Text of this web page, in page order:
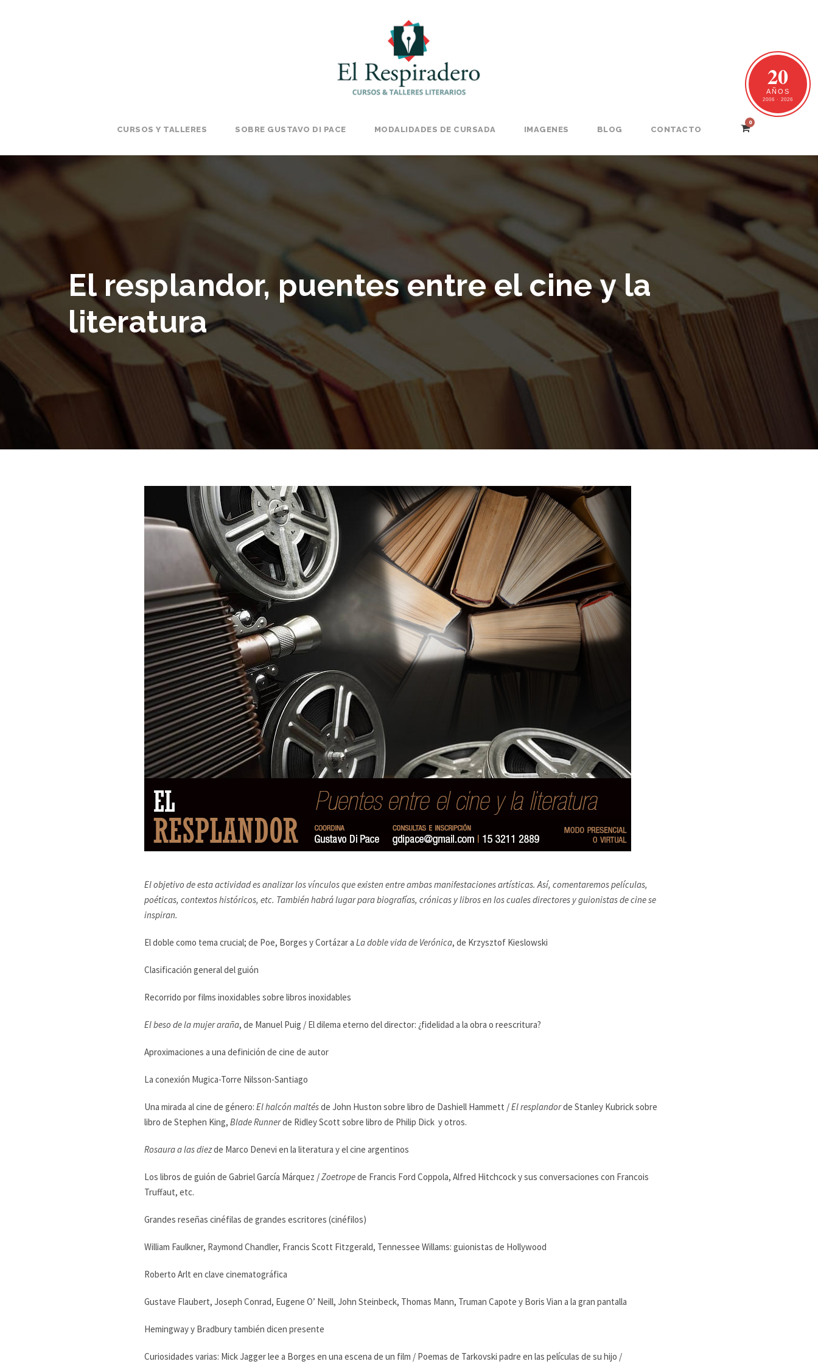
CURSOS Y TALLERES SOBRE GUSTAVO DI PACE MODALIDADES DE CURSADA IMAGENES BLOG CONTACTO
0
El resplandor, puentes entre el cine y la
literatura
El objetivo de esta actividad es analizar los vínculos que existen entre ambas manifestaciones artísticas. Así, comentaremos películas,
poéticas, contextos históricos, etc. También habrá lugar para biografías, crónicas y libros en los cuales directores y guionistas de cine se
inspiran.
El doble como tema crucial; de Poe, Borges y Cortázar a La doble vida de Verónica, de Krzysztof Kieslowski
Clasificación general del guión
Recorrido por films inoxidables sobre libros inoxidables
El beso de la mujer araña, de Manuel Puig / El dilema eterno del director: ¿fidelidad a la obra o reescritura?
Aproximaciones a una definición de cine de autor
La conexión Mugica-Torre Nilsson-Santiago
Una mirada al cine de género: El halcón maltésde John Huston sobre libro de Dashiell Hammett /El resplandorde Stanley Kubrick sobre
libro de Stephen King, Blade Runnerde Ridley Scott sobre libro de Philip Dick y otros.
Rosaura a las diezde Marco Denevi en la literatura y el cine argentinos
Los libros de guión de Gabriel García Márquez /Zoetropede Francis Ford Coppola, Alfred Hitchcock y sus conversaciones con Francois
Truffaut, etc.
Grandes reseñas cinéfilas de grandes escritores (cinéfilos)
William Faulkner, Raymond Chandler, Francis Scott Fitzgerald, Tennessee Willams: guionistas de Hollywood
Roberto Arlt en clave cinematográfica
Gustave Flaubert, Joseph Conrad, Eugene O’ Neill, John Steinbeck, Thomas Mann, Truman Capote y Boris Vian a la gran pantalla
Hemingway y Bradbury también dicen presente
Curiosidades varias: Mick Jagger lee a Borges en una escena de un film / Poemas de Tarkovski padre en las películas de su hijo /
20
AÑOS
2006 · 2026